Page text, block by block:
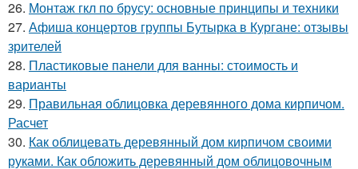
26. Монтаж гкл по брусу: основные принципы и техники
27. Афиша концертов группы Бутырка в Кургане: отзывы
зрителей
28. Пластиковые панели для ванны: стоимость и
варианты
29. Правильная облицовка деревянного дома кирпичом.
Расчет
30. Как облицевать деревянный дом кирпичом своими
руками. Как обложить деревянный дом облицовочным